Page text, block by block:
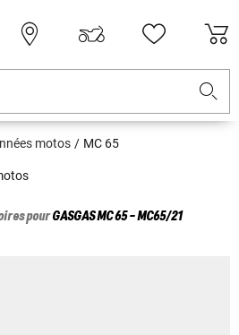
motos MC 65
pourGASGASMC 65 - MC65/21